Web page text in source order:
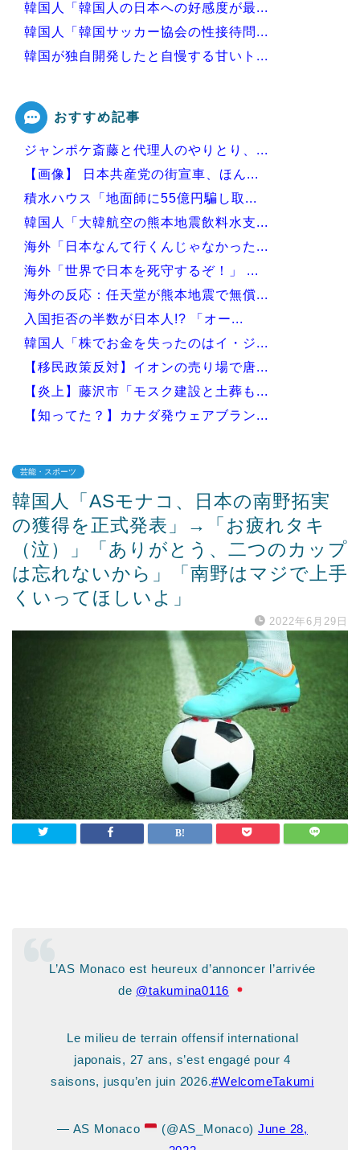
韓国人「韓国人の日本への好感度が最...
韓国人「韓国サッカー協会の性接待問...
韓国が独自開発したと自慢する甘いト...
Powered by livedoor 相互RSS
おすすめ記事
ジャンポケ斎藤と代理人のやりとり、...
【画像】 日本共産党の街宣車、ほん...
積水ハウス「地面師に55億円騙し取...
韓国人「大韓航空の熊本地震飲料水支...
海外「日本なんて行くんじゃなかった...
海外「世界で日本を死守するぞ！」 ...
海外の反応：任天堂が熊本地震で無償...
入国拒否の半数が日本人!? 「オー...
韓国人「株でお金を失ったのはイ・ジ...
【移民政策反対】イオンの売り場で唐...
【炎上】藤沢市「モスク建設と土葬も...
【知ってた？】カナダ発ウェアブラン...
Powered by livedoor 相互RSS
芸能・スポーツ
韓国人「ASモナコ、日本の南野拓実
の獲得を正式発表」→「お疲れタキ
（泣）」「ありがとう、二つのカップ
は忘れないから」「南野はマジで上手
くいってほしいよ」
2022年6月29日
L’AS Monaco est heureux d’annoncer l’arrivée
de @takumina0116
Le milieu de terrain offensif international
japonais, 27 ans, s’est engagé pour 4
saisons, jusqu’en juin 2026.#WelcomeTakumi
— AS Monaco (@AS_Monaco) June 28,